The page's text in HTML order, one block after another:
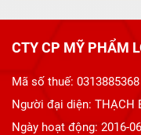
CTY CP MỸ PHẨM
Mã số thuế:
Người đại diện: THẠCH
Ngày hoạt động: 2016-